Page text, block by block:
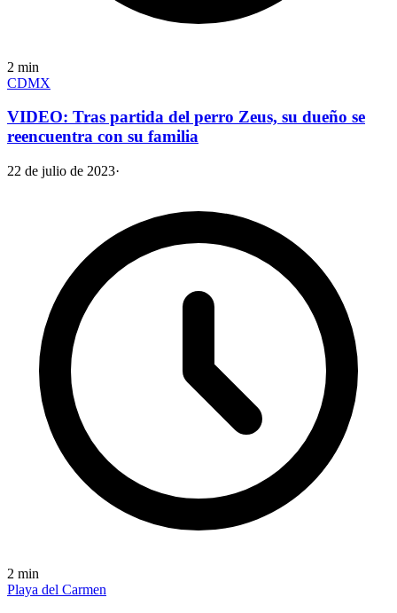
2 min
CDMX
VIDEO: Tras partida del perro Zeus, su dueño se
reencuentra con su familia
22 de julio de 2023·
2 min
Playa del Carmen